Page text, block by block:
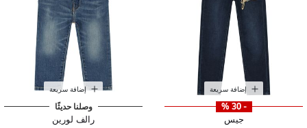
إضافة سريعة
- 30 %
جيس
إضافة سريعة
وصلنا حديثًا
رالف لورين